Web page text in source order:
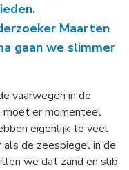
Maarten
gaan we slimmer
vaarwegen in de
moet er momenteel
eigenlijk te veel
als de zeespiegel in de
we dat zand en slib